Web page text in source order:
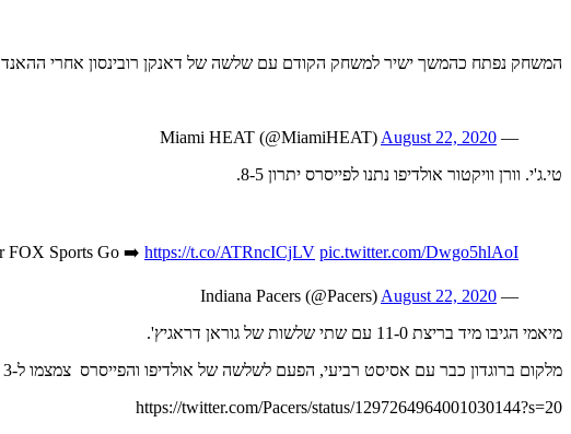
המשחק נפתח כהמשך ישיר למשחק הקודם עם שלשה של דאנקן רובינסון אחרי
— Miami HEAT (@MiamiHEAT)
August 22, 2020
טי.ג'י. וורן וויקטור אולדיפו נתנו לפייסרס יתרון 8-5.
FOX Sports Go ➡️ https://t.co/ATRncICjLV pic.twitter.com/Dwgo5hlAoI
— Indiana Pacers (@Pacers)
August 22, 2020
מיאמי הגיבו מיד בריצת 11-0 עם שתי שלשות של גוראן דראגיץ'.
מלקום ברוגדון כבר עם אסיסט רביעי, הפעם לשלשה של אולדיפו והפייסרס צמצמו ל-3 הפרש.
https://twitter.com/Pacers/status/1297264964001030144?s=20